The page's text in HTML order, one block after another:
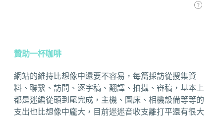
贊助一杯咖啡
網站的維持比想像中還要不容易，每篇採訪從搜集資
料、聯繫、訪問、逐字稿、翻譯、拍攝、審稿，基本上
都是迷編從頭到尾完成，主機、圖床、相機設備等等的
支出也比想像中龐大，目前迷迷音收支離打平還有很大